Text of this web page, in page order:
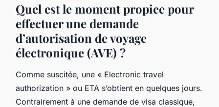
Quel est le moment propice pour
effectuer une demande
d’autorisation de voyage
électronique (AVE) ?
Comme suscitée, une « Electronic travel
authorization » ou ETA s’obtient en quelques jours.
Contrairement à une demande de visa classique,